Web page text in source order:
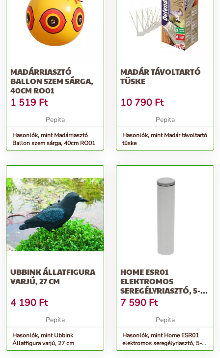
MADÁRRIASZTÓ
BALLON SZEM SÁRGA,
40CM RO01
1 519 Ft
Pepita
Hasonlók, mint Madárriasztó
Ballon szem sárga, 40cm RO01
MADÁR TÁVOLTARTÓ
TÜSKE
10 790 Ft
Pepita
Hasonlók, mint Madár távoltartó
tüske
UBBINK ÁLLATFIGURA
VARJÚ, 27 CM
4 190 Ft
Pepita
Hasonlók, mint Ubbink
Állatfigura varjú, 27 cm
HOME ESR01
ELEKTROMOS
SEREGÉLYRIASZTÓ, 5-
15KHZ FREKVENCIA,
ELEMES
7 590 Ft
Pepita
Hasonlók, mint Home ESR01
elektromos seregélyriasztó, 5-
15KHz frekvencia, elemes